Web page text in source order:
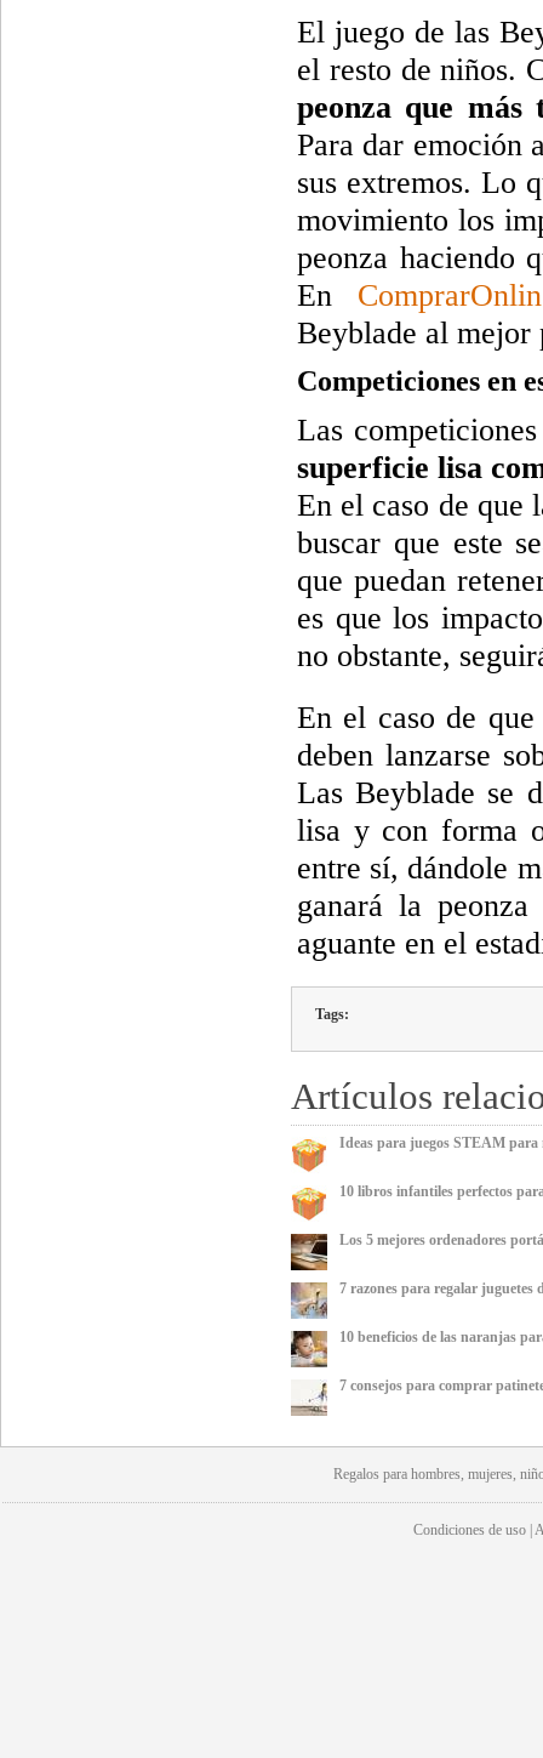
El juego de las
el resto de niños.
peonza que
Para dar emoción
sus extremos. Lo
movimiento los
peonza haciendo
En
Beyblade al
Competiciones en
Las
superficie lisa
En el caso de que
buscar que este
que puedan
es que los
no obstante,
En el caso de
deben lanzarse
Las Beyblade se
lisa y con forma
entre sí, dándole
ganará la
aguante en el
Tags:
Artículos
Ideas para juegos STEAM
10 libros infantiles perfectos
Los 5 mejores ordenadores
7 razones para regalar juguetes
10 beneficios de las naranjas
7 consejos para comprar
Regalos para hombres, mujeres,
Condiciones de uso |